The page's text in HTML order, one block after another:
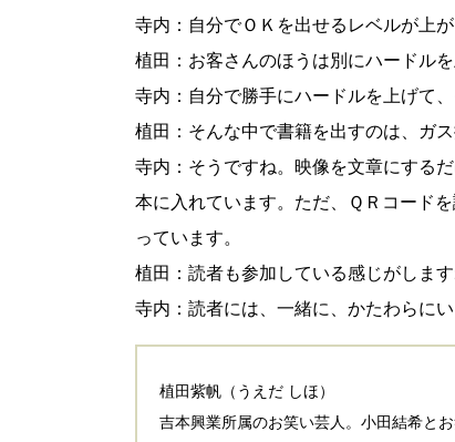
寺内：自分でＯＫを出せるレベルが上が
植田：お客さんのほうは別にハードル
寺内：自分で勝手にハードルを上げて
植田：そんな中で書籍を出すのは、ガ
寺内：そうですね。映像を文章にする
本に入れています。ただ、ＱＲコード
っています。
植田：読者も参加している感じがします
寺内：読者には、一緒に、かたわらに
植田紫帆（うえだ しほ）
吉本興業所属のお笑い芸人。小田結希と